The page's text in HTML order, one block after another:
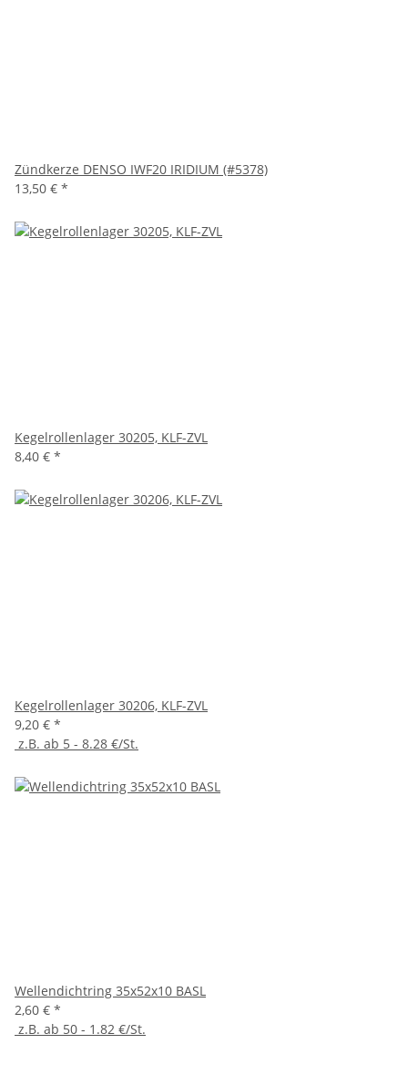
Zündkerze DENSO IWF20 IRIDIUM (#5378)
13,50 € *
Kegelrollenlager 30205, KLF-ZVL
8,40 € *
Kegelrollenlager 30206, KLF-ZVL
9,20 € *
z.B. ab 5 - 8.28 €/St.
Wellendichtring 35x52x10 BASL
2,60 € *
z.B. ab 50 - 1.82 €/St.